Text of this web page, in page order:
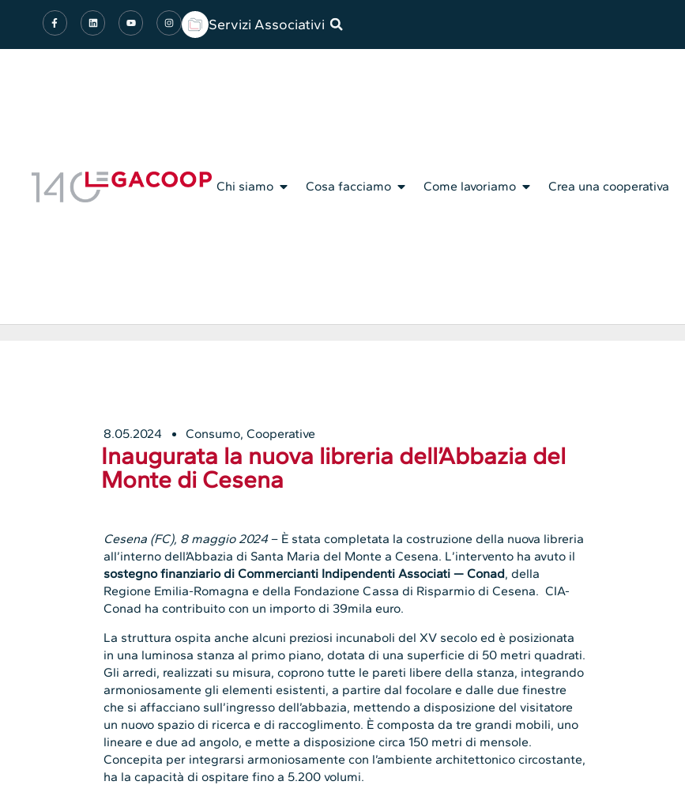
Servizi Associativi
Chi siamo Cosa facciamo Come lavoriamo Crea una cooperativa
8.05.2024 Consumo,Cooperative
Inaugurata la nuova libreria dell’Abbazia del
Monte di Cesena
Cesena (FC), 8 maggio 2024– È stata completata la costruzione della nuova libreria
all’interno dell’Abbazia di Santa Maria del Monte a Cesena. L’intervento ha avuto il
sostegno finanziario di Commercianti Indipendenti Associati — Conad, della
Regione Emilia-Romagna e della Fondazione Cassa di Risparmio di Cesena. CIA-
Conad ha contribuito con un importo di 39mila euro.
La struttura ospita anche alcuni preziosi incunaboli del XV secolo ed è posizionata
in una luminosa stanza al primo piano, dotata di una superficie di 50 metri quadrati.
Gli arredi, realizzati su misura, coprono tutte le pareti libere della stanza, integrando
armoniosamente gli elementi esistenti, a partire dal focolare e dalle due finestre
che si affacciano sull’ingresso dell’abbazia, mettendo a disposizione del visitatore
un nuovo spazio di ricerca e di raccoglimento. È composta da tre grandi mobili, uno
lineare e due ad angolo, e mette a disposizione circa 150 metri di mensole.
Concepita per integrarsi armoniosamente con l’ambiente architettonico circostante,
ha la capacità di ospitare fino a 5.200 volumi.